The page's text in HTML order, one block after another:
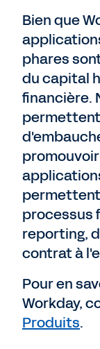
Bien que
phares
du capital
financière.
processus
reporting,
contrat à
Pour en
Workday,
Produits.